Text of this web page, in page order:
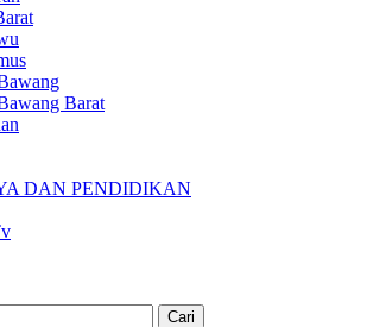
Barat
DAN PENDIDIKAN